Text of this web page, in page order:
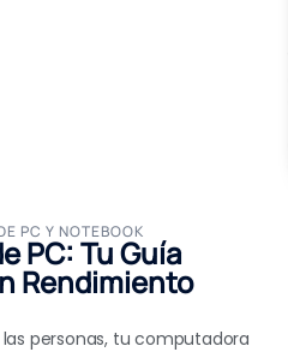
PC Y NOTEBOOK
PC: Tu Guía
Rendimiento
personas, tu computadora